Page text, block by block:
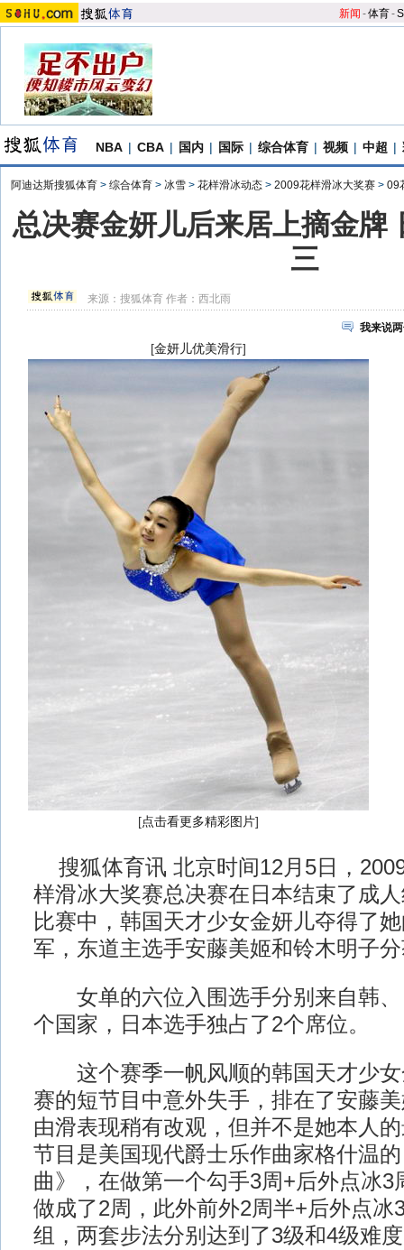
新闻 -体育-S
NBA | CBA | 国内 | 国际 | 综合体育 | 视频 | 中超 |
阿迪达斯搜狐体育 > 综合体育 > 冰雪 > 花样滑冰动态 > 2009花样滑冰大奖赛 > 09
总决赛金妍儿后来居上摘金牌
三
来源：搜狐体育 作者：西北雨
我来说
[金妍儿优美滑行]
[点击看更多精彩图片]
搜狐体育讯 北京时间12月5日，
样滑冰大奖赛总决赛在日本结束了成
比赛中，韩国天才少女金妍儿夺得了
军，东道主选手安藤美姬和铃木明子
女单的六位入围选手分别来自韩、
个国家，日本选手独占了2个席位。
这个赛季一帆风顺的韩国天才少女
赛的短节目中意外失手，排在了安藤
由滑表现稍有改观，但并不是她本人
节目是美国现代爵士乐作曲家格什温
曲》，在做第一个勾手3周+后外点冰3
做成了2周，此外前外2周半+后外点冰
组，两套步法分别达到了3级和4级难